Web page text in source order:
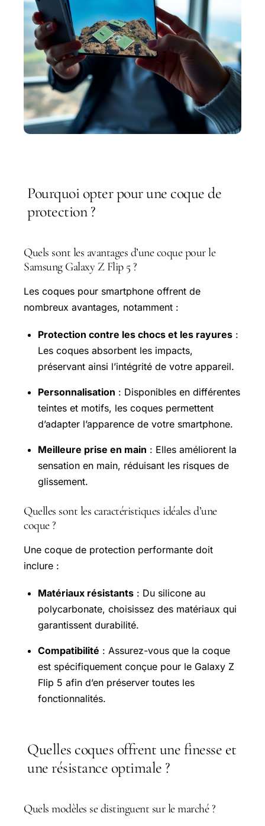
Pourquoi opter pour une coque de
protection ?
Quels sont les avantages d’une coque pour le
Samsung Galaxy Z Flip 5 ?
Les coques pour smartphone offrent de
nombreux avantages, notamment :
Protection contre les chocs et les rayures :
Les coques absorbent les impacts,
préservant ainsi l’intégrité de votre appareil.
Personnalisation : Disponibles en différentes
teintes et motifs, les coques permettent
d’adapter l’apparence de votre smartphone.
Meilleure prise en main : Elles améliorent la
sensation en main, réduisant les risques de
glissement.
Quelles sont les caractéristiques idéales d’une
coque ?
Une coque de protection performante doit
inclure :
Matériaux résistants : Du silicone au
polycarbonate, choisissez des matériaux qui
garantissent durabilité.
Compatibilité : Assurez-vous que la coque
est spécifiquement conçue pour le Galaxy Z
Flip 5 afin d’en préserver toutes les
fonctionnalités.
Quelles coques offrent une finesse et
une résistance optimale ?
Quels modèles se distinguent sur le marché ?